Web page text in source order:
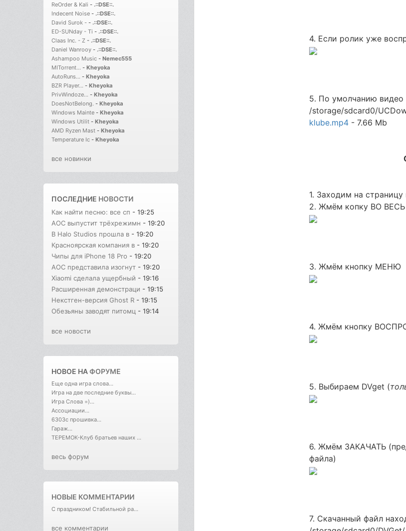
ReOrder & Kali - .::DSE::.
Indecent Noise - .::DSE::.
David Surok - - .::DSE::.
ED-SUNday - Ti - .::DSE::.
Claas Inc. - Z - .::DSE::.
Daniel Wanrooy - .::DSE::.
Ashampoo Music - Nemec555
MITorrent... - Kheyoka
AutoRuns... - Kheyoka
BZR Player... - Kheyoka
PrivWindoze... - Kheyoka
DoesNotBelong. - Kheyoka
Windows Mainte - Kheyoka
Windows Utilit - Kheyoka
AMD Ryzen Mast - Kheyoka
Temperature Ic - Kheyoka
все новинки
ПОСЛЕДНИЕ НОВОСТИ
Как найти песню: все сп - 19:25
AOC выпустит трёхрежимн - 19:20
В Halo Studios прошла в - 19:20
Красноярская компания в - 19:20
Чипы для iPhone 18 Pro - 19:20
AOC представила изогнут - 19:20
Xiaomi сделала ущербный - 19:16
Расширенная демонстраци - 19:15
Некстген-версия Ghost R - 19:15
Обезьяны заводят питомц - 19:14
все новости
НОВОЕ НАФОРУМЕ
Еще одна игра слова...
Игра на две последние буквы...
Игра Слова =)...
Ассоциации...
6303с прошивка...
Гараж...
ТЕРЕМОК-Клуб братьев наших ...
весь форум
НОВЫЕ КОММЕНТАРИИ
С праздником! Стабильной ра...
все комментарии
4. Если ролик уже
5. По умолчанию видео
/storage/sdcard0/
klube.mp4 - 7.66 Mb
1. Заходим на страницу
2. Жмём копку ВО
3. Жмём кнопку МЕНЮ
4. Жмём кнопку
5. Выбираем DVget (
6. Жмём ЗАКАЧАТЬ
файла)
7. Скачанный файл